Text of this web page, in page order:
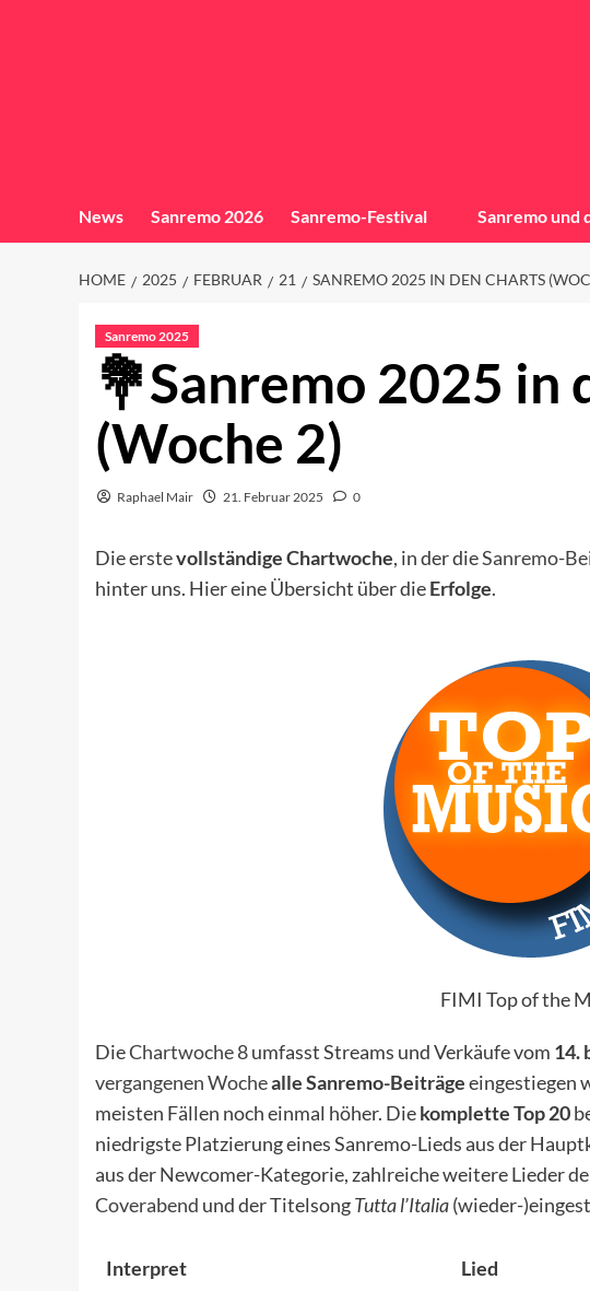
News Sanremo 2026 Sanremo-Festival Sanremo und
HOME 2025 FEBRUAR 21 SANREMO 2025 IN DEN CHARTS
Sanremo 2025
Sanremo 2025 in
(Woche 2)
Raphael Mair 21. Februar 2025 0
Die erstevollständige Chartwoche, in der dieSanremo-
hinter uns. Hier eine Übersicht über dieErfolge.
FIMI Top of the
DieChartwoche 8umfasst Streams und Verkäufe vom 14.
vergangenen Wochealle Sanremo-Beiträgeeingestiegen
meisten Fällen noch einmal höher. Diekomplette Top 20
niedrigste Platzierung eines Sanremo-Lieds aus der
aus der Newcomer-Kategorie, zahlreiche weitere Lieder
Coverabend und der TitelsongTutta l’Italia(wieder-
Interpret Lied